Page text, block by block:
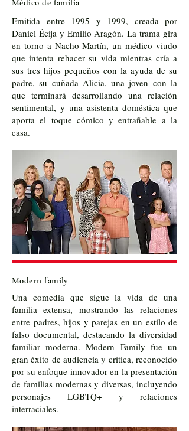
Médico de familia
Emitida entre 1995 y 1999, creada por
Daniel Écija y Emilio Aragón. La trama gira
en torno a Nacho Martín, un médico viudo
que intenta rehacer su vida mientras cría a
sus tres hijos pequeños con la ayuda de su
padre, su cuñada Alicia, una joven con la
que terminará desarrollando una relación
sentimental, y una asistenta doméstica que
aporta el toque cómico y entrañable a la
casa.
Modern family
Una comedia que sigue la vida de una
familia extensa, mostrando las relaciones
entre padres, hijos y parejas en un estilo de
falso documental, destacando la diversidad
familiar moderna. Modern Family fue un
gran éxito de audiencia y crítica, reconocido
por su enfoque innovador en la presentación
de familias modernas y diversas, incluyendo
personajes LGBTQ+ y relaciones
interraciales.